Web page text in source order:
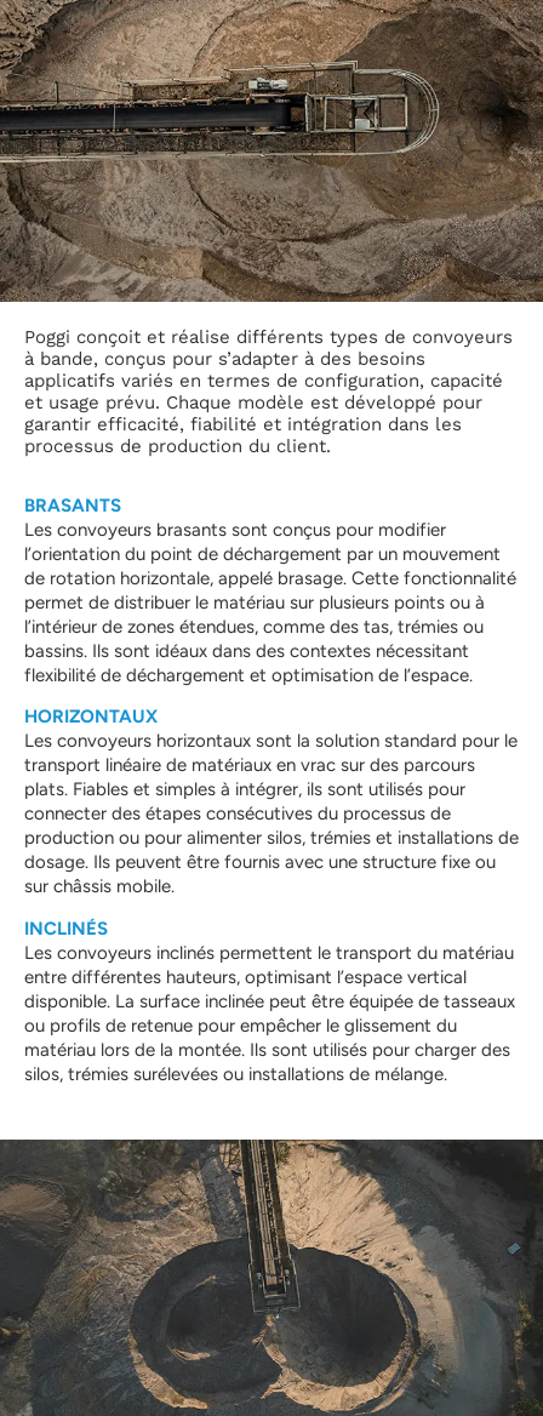
Poggi conçoit et réalise différents types de convoyeurs
à bande, conçus pour s’adapter à des besoins
applicatifs variés en termes de configuration, capacité
et usage prévu. Chaque modèle est développé pour
garantir efficacité, fiabilité et intégration dans les
processus de production du client.
BRASANTS
Les convoyeurs brasants sont conçus pour modifier
l’orientation du point de déchargement par un mouvement
de rotation horizontale, appelé brasage. Cette fonctionnalité
permet de distribuer le matériau sur plusieurs points ou à
l’intérieur de zones étendues, comme des tas, trémies ou
bassins. Ils sont idéaux dans des contextes nécessitant
flexibilité de déchargement et optimisation de l’espace.
HORIZONTAUX
Les convoyeurs horizontaux sont la solution standard pour le
transport linéaire de matériaux en vrac sur des parcours
plats. Fiables et simples à intégrer, ils sont utilisés pour
connecter des étapes consécutives du processus de
production ou pour alimenter silos, trémies et installations de
dosage. Ils peuvent être fournis avec une structure fixe ou
sur châssis mobile.
INCLINÉS
Les convoyeurs inclinés permettent le transport du matériau
entre différentes hauteurs, optimisant l’espace vertical
disponible. La surface inclinée peut être équipée de tasseaux
ou profils de retenue pour empêcher le glissement du
matériau lors de la montée. Ils sont utilisés pour charger des
silos, trémies surélevées ou installations de mélange.